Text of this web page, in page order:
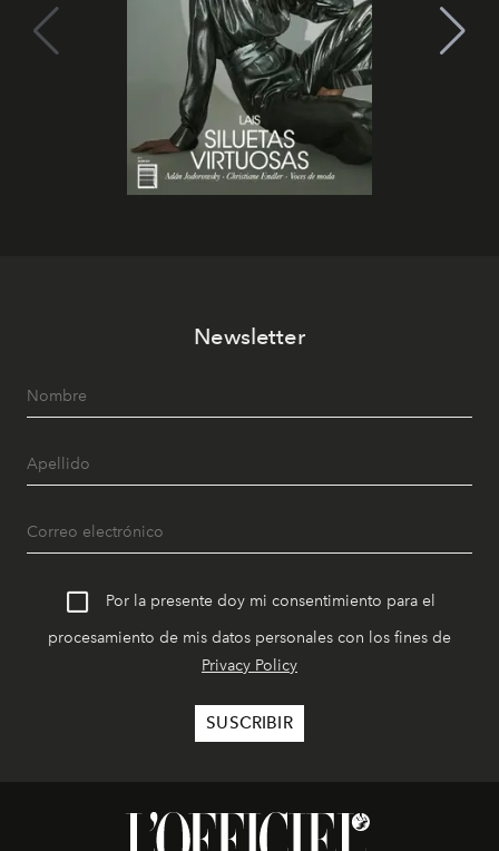
Newsletter
Por la presente doy mi consentimiento para el
procesamiento de mis datos personales con los fines de
Privacy Policy